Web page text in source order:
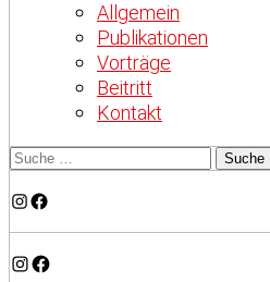
Allgemein
Publikationen
Vorträge
Beitritt
Kontakt
Instagram
Facebook
Instagram
Facebook